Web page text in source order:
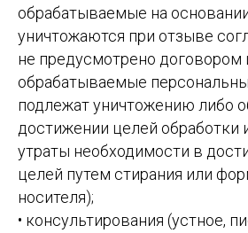
обрабатываемые на
уничтожаются при отзыве
не предусмотрено договором
обрабатываемые
подлежат уничтожению либо
достижении целей обработки
утраты необходимости в
целей путем стирания или
носителя);
• консультирования (устное,